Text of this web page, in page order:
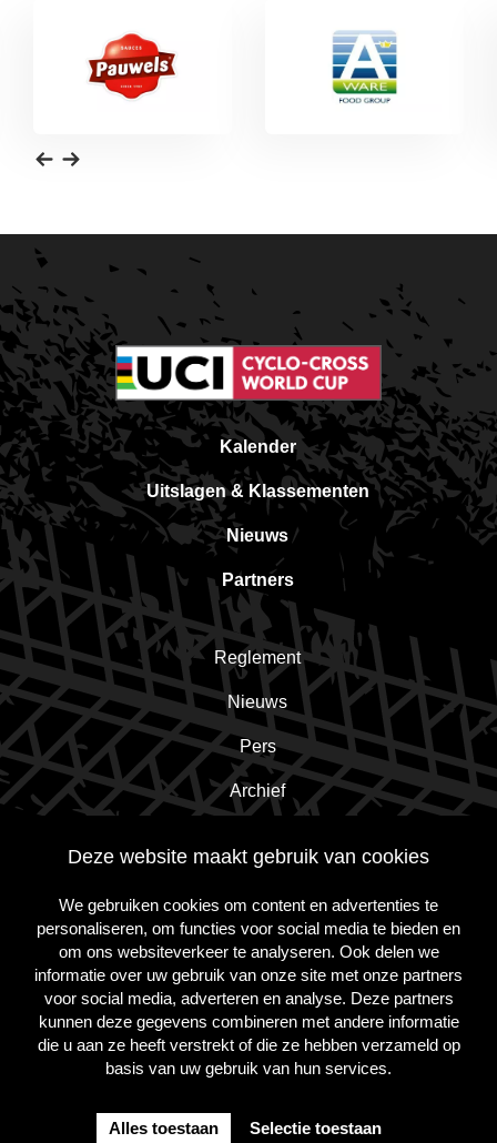
Deze website maakt gebruik van cookies
We gebruiken cookies om content en advertenties te
personaliseren, om functies voor social media te bieden en
om ons websiteverkeer te analyseren. Ook delen we
informatie over uw gebruik van onze site met onze partners
voor social media, adverteren en analyse. Deze partners
kunnen deze gegevens combineren met andere informatie
die u aan ze heeft verstrekt of die ze hebben verzameld op
basis van uw gebruik van hun services.
Alles toestaan Selectie toestaan
Kalender
Uitslagen & Klassementen
Nieuws
Partners
Reglement
Nieuws
Pers
Archief
Schrijf je in voor de nieuwsbrief!
Inschrijven
Volg
op
Facebook
op
TwitterInstagram